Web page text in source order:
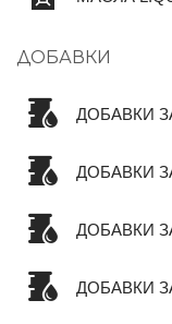
ДОБАВКИ
ДОБАВКИ
ДОБАВКИ
ДОБАВКИ
ДОБАВКИ